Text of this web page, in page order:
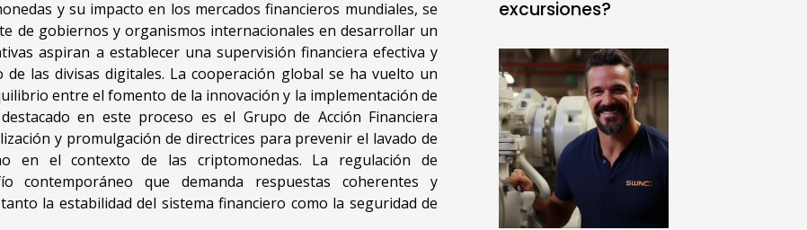
y su impacto en los mercados financieros mundiales, se
de gobiernos y organismos internacionales en desarrollar un
aspiran a establecer una supervisión financiera efectiva y
las divisas digitales. La cooperación global se ha vuelto un
entre el fomento de la innovación y la implementación de
en este proceso es el Grupo de Acción Financiera
y promulgación de directrices para prevenir el lavado de
en el contexto de las criptomonedas. La regulación de
contemporáneo que demanda respuestas coherentes y
la estabilidad del sistema financiero como la seguridad de
excursiones?